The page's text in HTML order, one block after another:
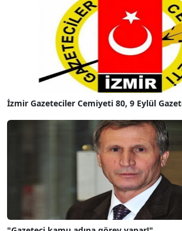
İzmir Gazeteciler Cemiyeti 80, 9 Eylül